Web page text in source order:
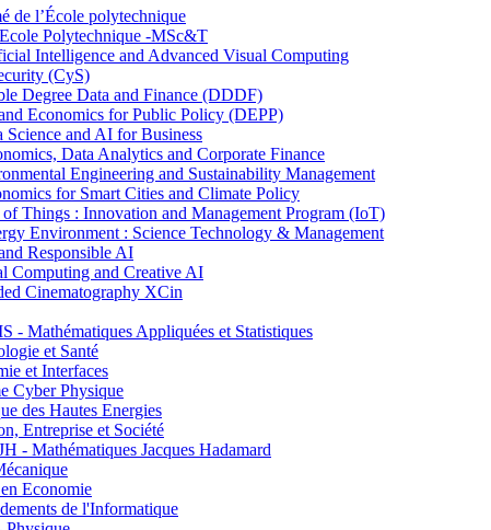
de l’École polytechnique
Polytechnique -MSc&T
Intelligence and Advanced Visual Computing
(CyS)
Degree Data and Finance (DDDF)
Economics for Public Policy (DEPP)
and AI for Business
Data Analytics and Corporate Finance
Engineering and Sustainability Management
for Smart Cities and Climate Policy
Things : Innovation and Management Program (IoT)
Environment : Science Technology & Management
Responsible AI
Computing and Creative AI
Cinematography XCin
Mathématiques Appliquées et Statistiques
et Santé
et Interfaces
Cyber Physique
des Hautes Energies
Entreprise et Société
Mathématiques Jacques Hadamard
Economie
de l'Informatique